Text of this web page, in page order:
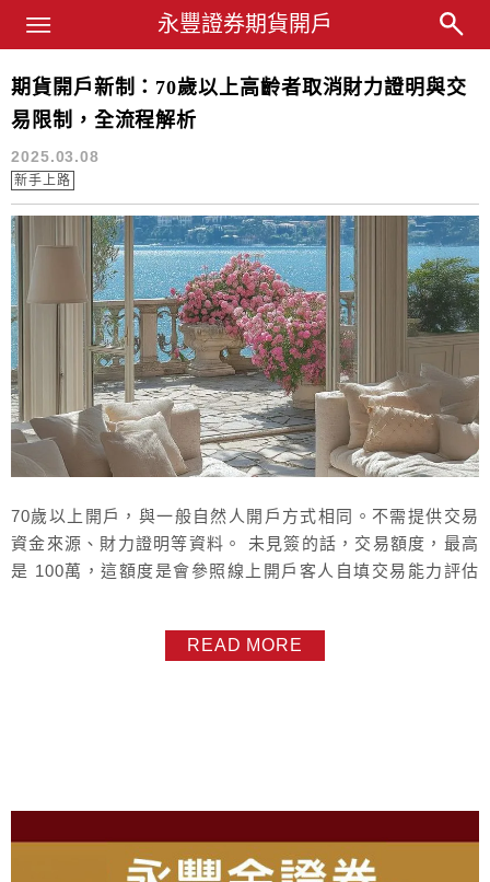
永豐業務經理杜昭逸Blog
永豐證券期貨開戶
Main Menu
期貨戶
期貨開戶新制：70歲以上高齡者取消財力證明與交
易限制，全流程解析
2025.03.08
新手上路
70歲以上開戶，與一般自然人開戶方式相同。不需提供交易
資金來源、財力證明等資料。 未見簽的話，交易額度，最高
是 100萬，這額度是會參照線上開戶客人自填交易能力評估
能力評估表，這張表有分數，若最終分數是61分以上，入金
READ MORE